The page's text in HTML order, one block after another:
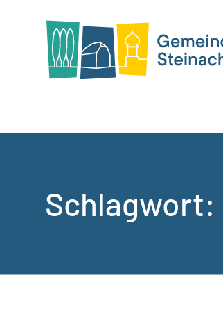
Schlagwort: